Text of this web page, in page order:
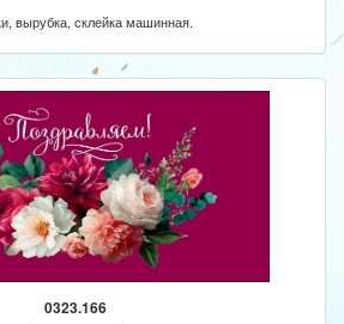
вырубка, склейка машинная.
0323.166